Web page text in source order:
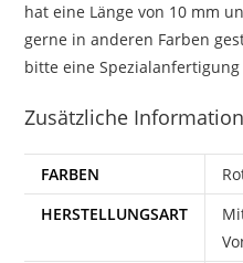
hat eine Länge von 10 mm
gerne in anderen Farben
bitte eine Spezialanfertigung
Zusätzliche
FARBEN
HERSTELLUNGSART